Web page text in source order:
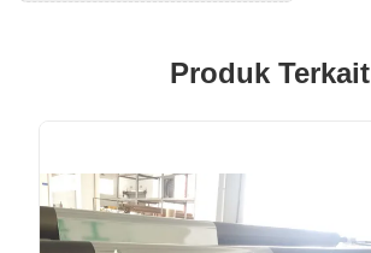
Produk Terkait